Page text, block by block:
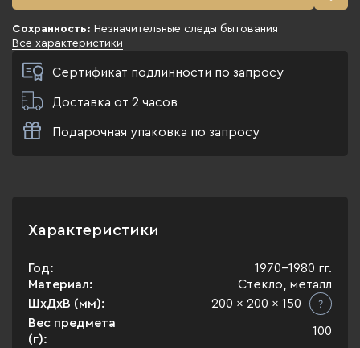
Сохранность: Незначительные следы бытования
Все характеристики
Сертификат подлинности по запросу
Доставка от 2 часов
Подарочная упаковка по запросу
Характеристики
Год:
1970-1980 гг.
Материал:
Стекло, металл
ШхДхВ (мм):
200 x 200 x 150
Вес предмета
(г):
100